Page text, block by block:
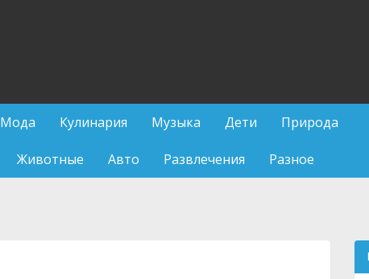
Мода Кулинария Музыка Дети Природа
Животные Авто Развлечения Разное